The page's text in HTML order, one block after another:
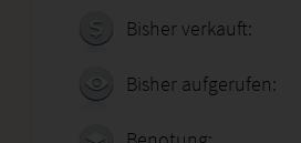
Bisher verkauft:
Bisher aufgerufen: